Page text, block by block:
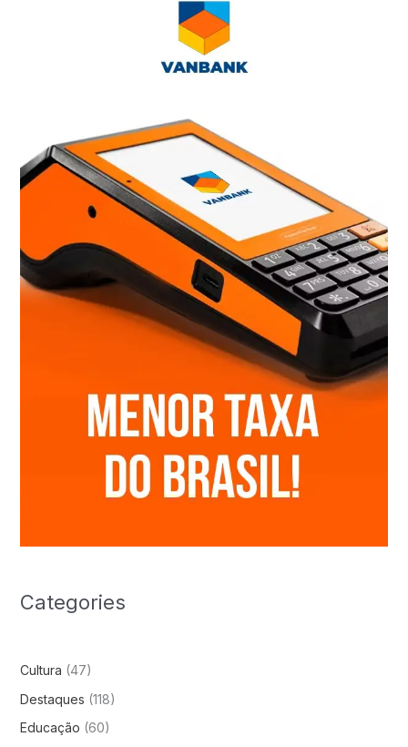
Categories
Cultura (47)
Destaques (118)
Educação (60)